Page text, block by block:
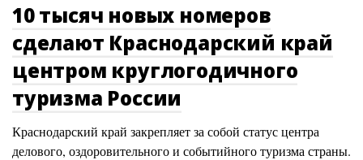
10 тысяч новых номеров
сделают Краснодарский край
центром круглогодичного
туризма России
Краснодарский край закрепляет за собой статус центра
делового, оздоровительного и событийного туризма страны.